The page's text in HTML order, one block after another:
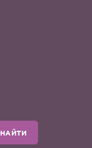
НАЙТИ